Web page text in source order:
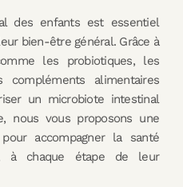
des enfants est essentiel
bien-être général. Grâce à
les probiotiques, les
alimentaires
un microbiote intestinal
nous vous proposons une
accompagner la santé
à chaque étape de leur